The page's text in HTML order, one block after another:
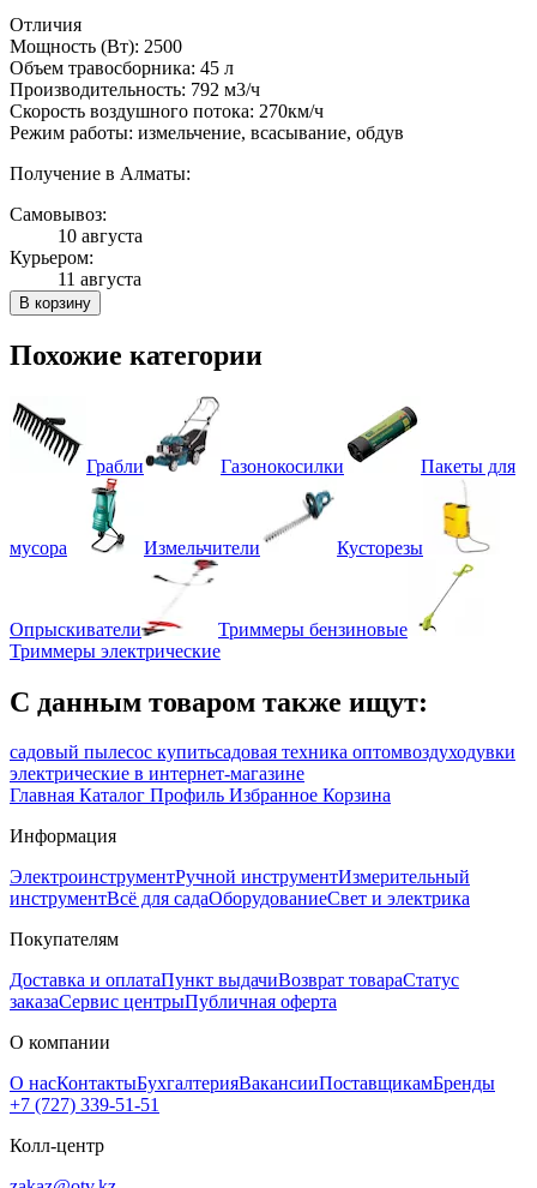
Отличия
Мощность (Вт): 2500
Объем травосборника: 45 л
Производительность: 792 м3/ч
Скорость воздушного потока: 270км/ч
Режим работы: измельчение, всасывание, обдув
Получение в Алматы:
Самовывоз:
10 августа
Курьером:
11 августа
В корзину
Похожие категории
Грабли Газонокосилки Пакеты для
мусора Измельчители Кусторезы
Опрыскиватели
Триммеры бензиновые
Триммеры электрические
С данным товаром также ищут:
садовый пылесос купитьсадовая техника оптомвоздуходувки
электрические в интернет-магазине
Главная Каталог Профиль Избранное Корзина
Информация
ЭлектроинструментРучной инструментИзмерительный
инструментВсё для садаОборудованиеСвет и электрика
Покупателям
Доставка и оплатаПункт выдачиВозврат товараСтатус
заказаСервис центрыПубличная оферта
О компании
О насКонтактыБухгалтерияВакансииПоставщикамБренды
+7 (727) 339-51-51
Колл-центр